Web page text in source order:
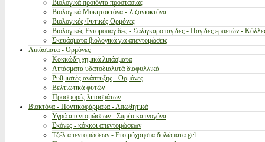
Βιολογικά προιόντα προστασίας
Βιολογικά Μυκητοκτόνα - Ζιζανιοκτόνα
Βιολογικές Φυτικές Ορμόνες
Βιολογικές Εντομοπαγίδες - Σαλιγκαροπαγίδες - Παγίδες ερπετών -
Σκευάσματα βιολογικά για απεντομώσεις
Λιπάσματα - Ορμόνες
Κοκκώδη χημικά λιπάσματα
Λιπάσματα υδατοδιαλυτά διαφυλλικά
Ρυθμιστές ανάπτυξης - Ορμόνες
Βελτιωτικά φυτών
Προσφορές λιπασμάτων
Βιοκτόνα - Ποντικοφάρμακα - Απωθητικά
Υγρά απεντομώσεων - Σπρέυ καπνογόνα
Σκόνες - κόκκοι απεντομώσεων
Τζέλ απεντομώσεων - Ετοιμόχρηστα δολώματα gel